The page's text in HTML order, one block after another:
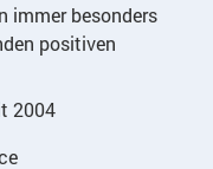
immer besonders
positiven
2004